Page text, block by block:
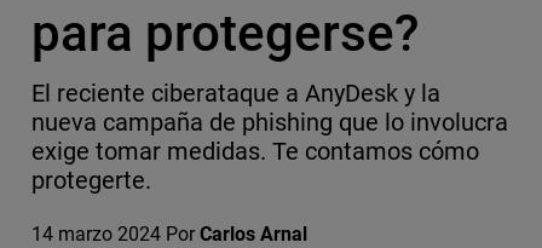
para protegerse?
El reciente ciberataque a AnyDesk y la
nueva campaña de phishing que lo involucra
exige tomar medidas. Te contamos cómo
protegerte.
14 marzo 2024 Por Carlos Arnal